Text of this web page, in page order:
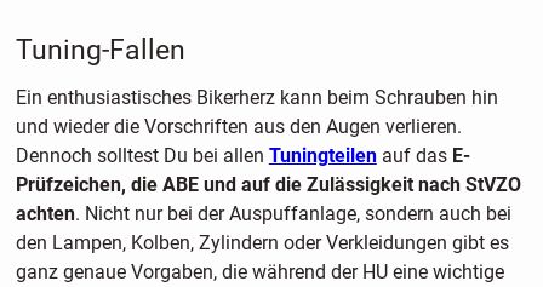
Tuning-Fallen
Ein enthusiastisches Bikerherz kann beim Schrauben hin
und wieder die Vorschriften aus den Augen verlieren.
Dennoch solltest Du bei allen Tuningteilenauf das E-
Prüfzeichen, die ABE und auf die Zulässigkeit nach StVZO
achten. Nicht nur bei der Auspuffanlage, sondern auch bei
den Lampen, Kolben, Zylindern oder Verkleidungen gibt es
ganz genaue Vorgaben, die während der HU eine wichtige